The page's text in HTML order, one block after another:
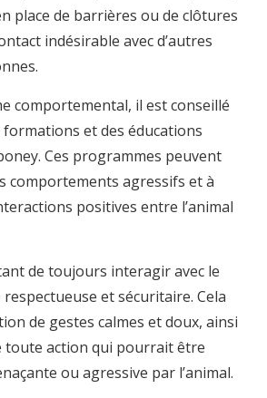
place de barrières ou de clôtures
indésirable avec d’autres
comportemental, il est conseillé
et des éducations
Ces programmes peuvent
comportements agressifs et à
positives entre l’animal
de toujours interagir avec le
et sécuritaire. Cela
de gestes calmes et doux, ainsi
toute action qui pourrait être
ou agressive par l’animal.